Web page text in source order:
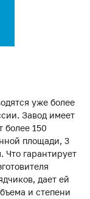
уже более
Завод имеет
более 150
площади, 3
Что гарантирует
дает ей
и степени